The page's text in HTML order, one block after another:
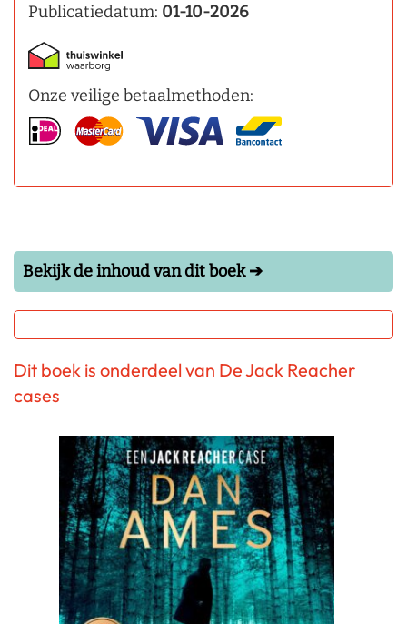
Publicatiedatum: 01-10-2026
Onze veilige betaalmethoden:
Bekijk de inhoud van dit boek ➔
Dit boek is onderdeel van De Jack Reacher
cases